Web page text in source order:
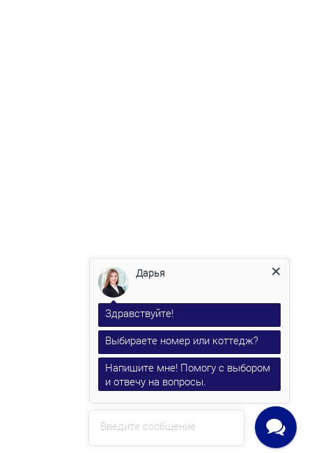
Введите сообщение
Дарья
Здравствуйте!
Выбираете номер или коттедж?
Напишите мне! Помогу с выбором
и отвечу на вопросы.